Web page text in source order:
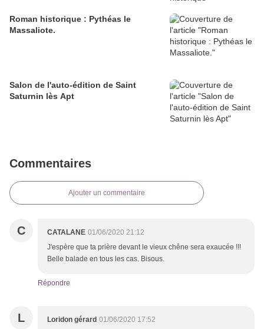
Roman historique : Pythéas le
Massaliote.
Salon de l'auto-édition de Saint
Saturnin lès Apt
Commentaires
Ajouter un commentaire
C CATALANE 01/06/2020 21:12
J'espère que ta prière devant le vieux chêne sera exaucée !!!
Belle balade en tous les cas. Bisous.
Répondre
L Loridon gérard 01/06/2020 17:52